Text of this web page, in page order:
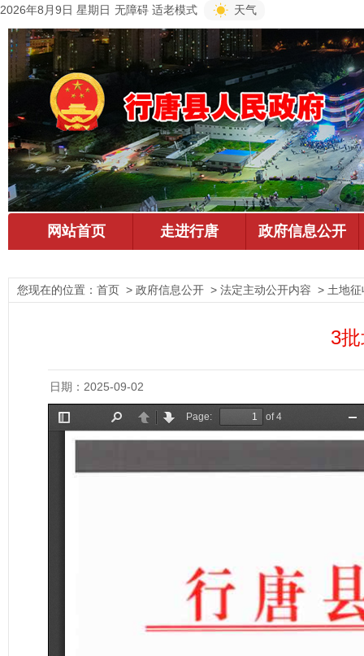
2026年8月9日 星期日 无障碍 适老模式 天气
您现在的位置： 首页 > 政府信息公开 > 法定主动公开内容 > 土地征
3
日期：2025-09-02